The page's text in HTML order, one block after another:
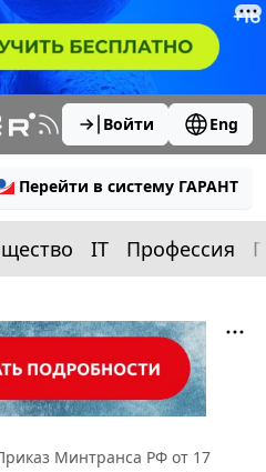
Войти Eng
Перейти в систему ГАРАНТ
IT Профессия
Минтранса РФ от 17